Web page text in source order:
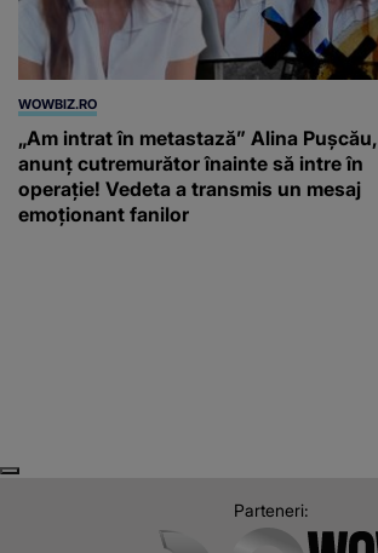
WOWBIZ.RO
„Am intrat în metastază” Alina Pușcău,
anunț cutremurător înainte să intre în
operație! Vedeta a transmis un mesaj
emoționant fanilor
Parteneri: